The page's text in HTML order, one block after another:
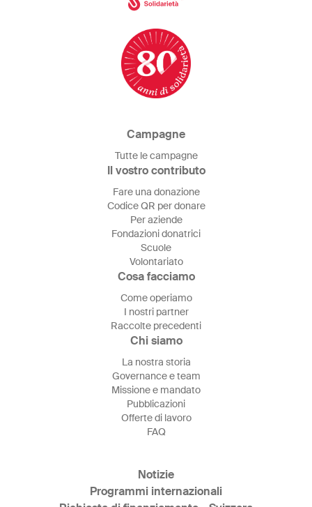
Campagne
Tutte le campagne
Il vostro contributo
Fare una donazione
Codice QR per donare
Per aziende
Fondazioni donatrici
Scuole
Volontariato
Cosa facciamo
Come operiamo
I nostri partner
Raccolte precedenti
Chi siamo
La nostra storia
Governance e team
Missione e mandato
Pubblicazioni
Offerte di lavoro
FAQ
Notizie
Programmi internazionali